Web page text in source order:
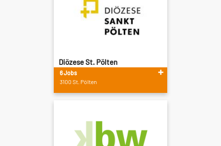
Diözese St. Pölten
6 Jobs
3100 St. Pölten